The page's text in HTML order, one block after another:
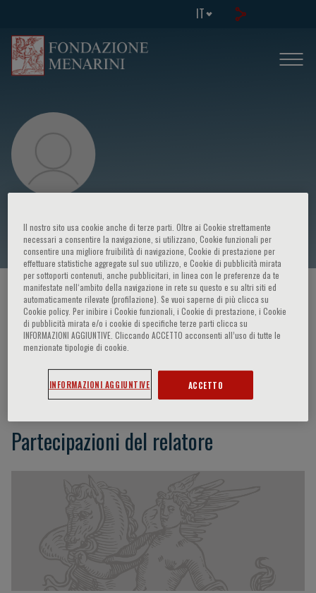
IT
Peter Weissberg
HOME PAGE / CORSI ED EVENTI / RELATORE
Peter Weissberg
Partecipazioni del relatore
Il nostro sito usa cookie anche di terze parti. Oltre ai Cookie strettamente
necessari a consentire la navigazione, si utilizzano, Cookie funzionali per
consentire una migliore fruibilità di navigazione, Cookie di prestazione per
effettuare statistiche aggregate sul suo utilizzo, e Cookie di pubblicità mirata
per sottoporti contenuti, anche pubblicitari, in linea con le preferenze da te
manifestate nell‘ambito della navigazione in rete su questo e su altri siti ed
automaticamente rilevate (profilazione). Se vuoi saperne di più clicca su
Cookie policy. Per inibire i Cookie funzionali, i Cookie di prestazione, i Cookie
di pubblicità mirata e/o i cookie di specifiche terze parti clicca su
INFORMAZIONI AGGIUNTIVE. Cliccando ACCETTO acconsenti all’uso di tutte le
menzionate tipologie di cookie.
INFORMAZIONI AGGIUNTIVE ACCETTO